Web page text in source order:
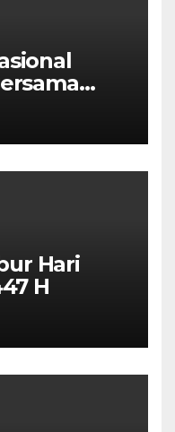
Hari
H